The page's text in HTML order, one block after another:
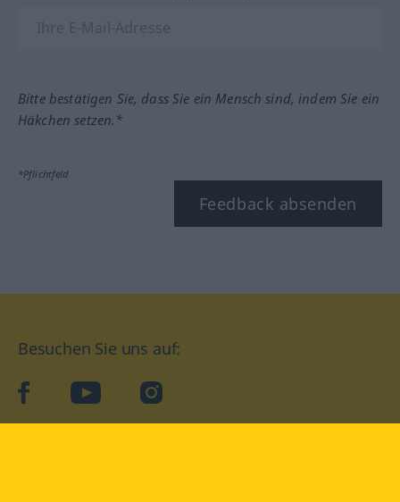
Bitte bestätigen Sie, dass Sie ein Mensch sind, indem Sie ein
Häkchen setzen.*
*Pflichtfeld
Feedback absenden
Besuchen Sie uns auf:
facebookYouTube Instagram